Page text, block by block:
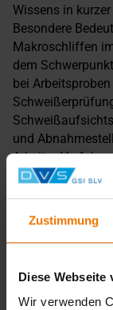
Zustimmung
Diese Webseite
Wir verwenden
Wissens in
Besondere
Makroschliffen
dem
bei
und
Arbeits-,
sind.
Bitte Arbeitskittel
Zurück